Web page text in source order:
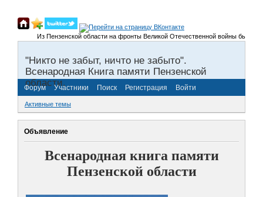
Из Пензенской области на фронты Великой Отечественной войны было
"Никто не забыт, ничто не забыто".
Всенародная Книга памяти Пензенской
области.
Форум Участники Поиск Регистрация Войти
Активные темы
Объявление
Всенародная книга памяти
Пензенской области